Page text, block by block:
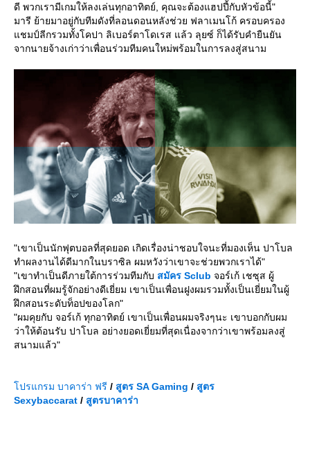
ดี พวกเรามีเกมให้ลงเล่นทุกอาทิตย์, คุณจะต้องแฮปปี้กับหัวข้อนี้"
มารี ย้ายมาอยู่กับทีมดังที่ลอนดอนหลังช่วย ฟลาเมนโก้ ครอบครอง
ชมป์ลีกรวมทั้งโคปา ลิเบอร์ตาโดเรส แล้ว ลุยซ์ ก็ได้รับคำยืนยัน
จากนายจ้างเก่าว่าเพื่อนร่วมทีมคนใหม่พร้อมในการลงสู่สนาม
"เขาเป็นนักฟุตบอลที่สุดยอด เกิดเรื่องน่าชอบใจนะที่มองเห็น ปาโบล
ทำผลงานได้ดีมากในบราซิล ผมหวังว่าเขาจะช่วยพวกเราได้"
"เขาทำเป็นดีภายใต้การร่วมทีมกับ สมัคร Sclub จอร์เก้ เชซุส ผู้
ฝึกสอนที่ผมรู้จักอย่างดีเยี่ยม เขาเป็นเพื่อนฝูงผมรวมทั้งเป็นเยี่ยมในผู้
ฝึกสอนระดับท็อปของโลก"
"ผมคุยกับ จอร์เก้ ทุกอาทิตย์ เขาเป็นเพื่อนผมจริงๆนะ เขาบอกกับผม
ว่าให้ต้อนรับ ปาโบล อย่างยอดเยี่ยมที่สุดเนื่องจากว่าเขาพร้อมลงสู่
สนามแล้ว"
ปรแกรม บาคาร่า ฟรี / สูตร SA Gaming / สูตร
Sexybaccarat / สูตรบาคาร่า